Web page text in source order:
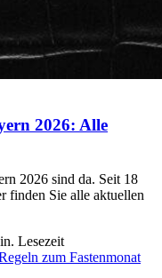
2026: Alle
2026 sind da. Seit 18
finden Sie alle aktuellen
Lesezeit